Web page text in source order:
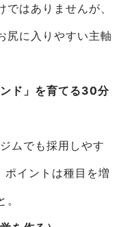
はありませんが、
尻に入りやすい主軸
ド」を育てる30分
ムでも採用しやす
ポイントは種目を増